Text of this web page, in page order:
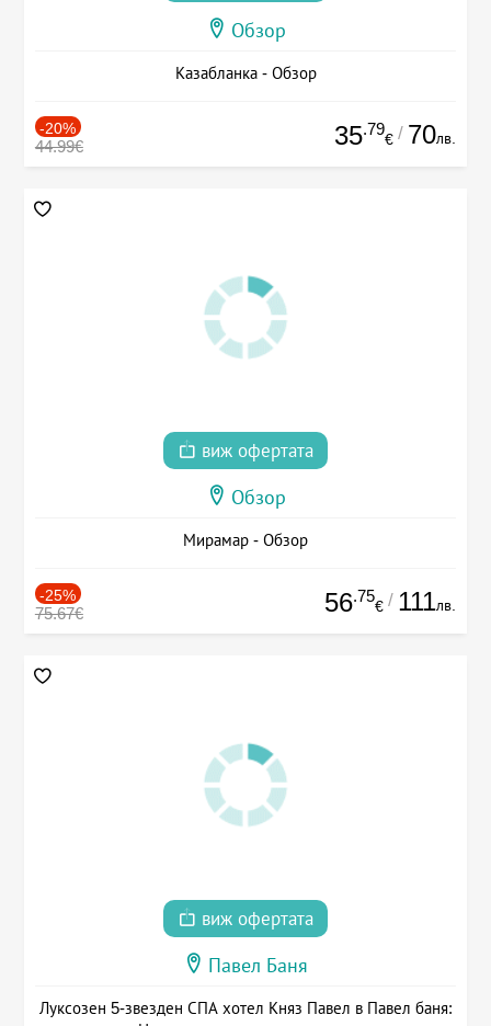
Обзор
Казабланка - Обзор
-20%
44.99€ 35.79
€ / 70лв.
виж офертата
Обзор
Мирамар - Обзор
-25%
75.67€ 56.75
€ / 111лв.
виж офертата
Павел Баня
Луксозен 5-звезден СПА хотел Княз Павел в Павел баня: